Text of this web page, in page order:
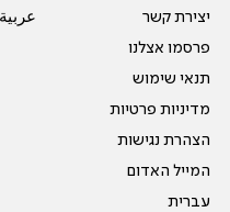
יצירת קשר
פרסמו אצלנו
תנאי שימוש
מדיניות פרטיות
הצהרת נגישות
המייל האדום
עברית
عربية